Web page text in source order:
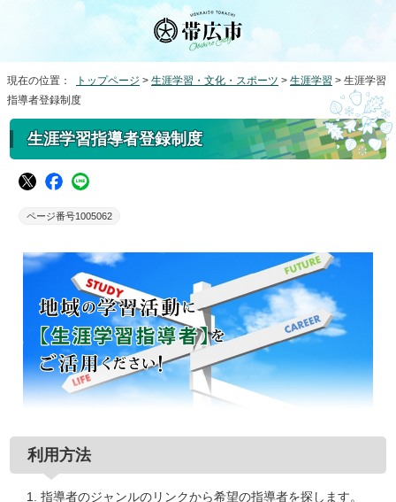
現在の位置： トップページ > 生涯学習・文化・スポーツ > 生涯学習 > 生涯学習
指導者登録制度
生涯学習指導者登録制度
ページ番号1005062
利用方法
指導者のジャンルのリンクから希望の指導者を探します。